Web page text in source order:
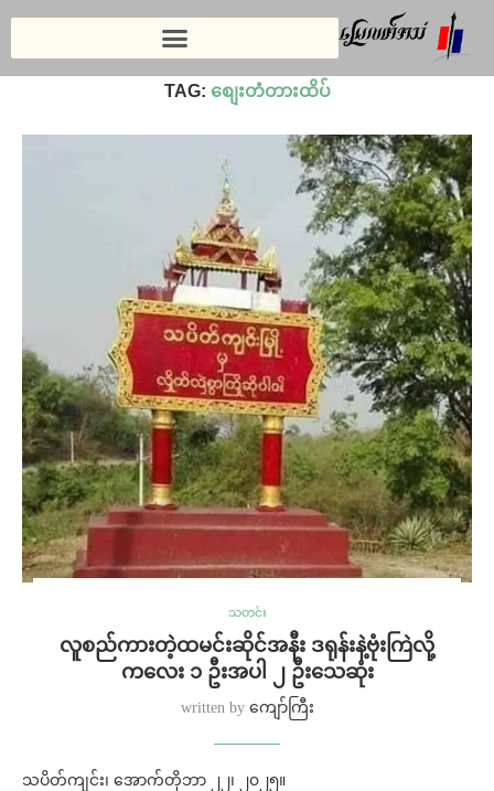
စျေးတံတားထိပ်
TAG: စျေးတံတားထိပ်
သတင်း
လူစည်ကားတဲ့ထမင်းဆိုင်အနီး ဒရုန်းနဲ့ဗုံးကြဲလို့
ကလေး ၁ ဦးအပါ ၂ ဦးသေဆုံး
written by ကျော်ကြီး
သပိတ်ကျင်း၊ အောက်တိုဘာ ၂၂၊ ၂၀၂၅။